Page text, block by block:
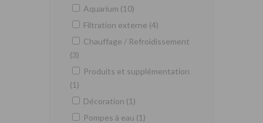
Aquarium (10)
Filtration externe (4)
Chauffage / Refroidissement
(3)
Produits et supplémentation
(1)
Décoration (1)
Pompes à eau (1)